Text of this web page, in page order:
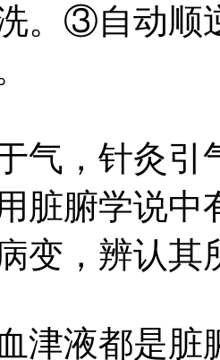
。③自动顺
，针灸引
脏腑学说中
变，辨认其
液都是脏